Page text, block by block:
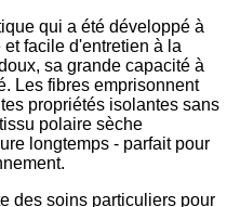
qui a été développé à
facile d'entretien à la
sa grande capacité à
Les fibres emprisonnent
propriétés isolantes sans
polaire sèche
longtemps - parfait pour
des soins particuliers pour